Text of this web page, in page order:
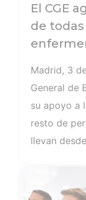
El CGE
de todas
los
la
Madrid, 3
General de
su apoyo a
resto de
llevan
a todos
de la